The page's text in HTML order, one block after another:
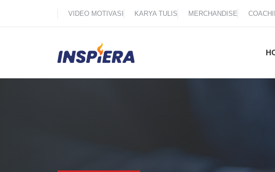
VIDEO MOTIVASI KARYA TULIS MERCHANDISE